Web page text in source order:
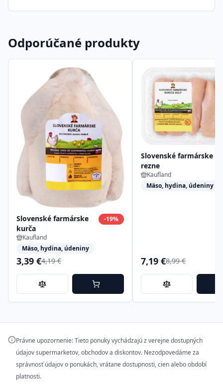
Odporúčané produkty
Slovenské farmárske
kurča
-19%
Kaufland
Mäso, hydina, údeniny
3,39 €4,19 €
Slovenské farmárske
rezne
Kaufland
Mäso, hydina, údeniny
7,19 €8,99 €
Právne upozornenie: Tieto ponuky vychádzajú z verejne dostupných
údajov supermarketov, obchodov a diskontov. Nezodpovedáme za
správnosť údajov o ponukách, vrátane dostupnosti, cien alebo období
platnosti.